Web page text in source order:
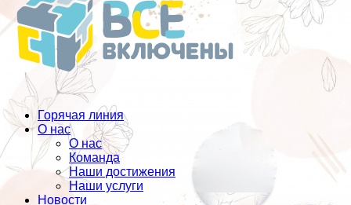
Горячая линия
О нас
О нас
Команда
Наши достижения
Наши услуги
Новости